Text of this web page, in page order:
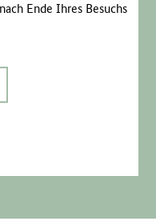
Ende Ihres Besuchs